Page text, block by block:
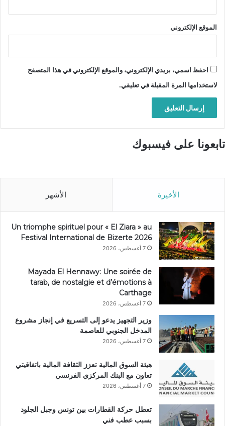
الموقع الإلكتروني
احفظ اسمي، بريدي الإلكتروني، والموقع الإلكتروني في هذا المتصفح
لاستخدامها المرة المقبلة في تعليقي.
تابعونا على فيسبوك
الأخيرة الأشهر
Un triomphe spirituel pour « El Ziara » au
Festival International de Bizerte 2026
7 أغسطس، 2026
Mayada El Hennawy: Une soirée de
tarab, de nostalgie et d’émotions à
Carthage
7 أغسطس، 2026
وزير التجهيز يدعو إلى التسريع في إنجاز مشروع
المدخل الجنوبي للعاصمة
7 أغسطس، 2026
هيئة السوق المالية تعزز الثقافة المالية باتفاقيتي
تعاون مع البنك المركزي الفرنسي
7 أغسطس، 2026
تعطل حركة القطارات بين تونس وجبل الجلود
بسبب عطب فني